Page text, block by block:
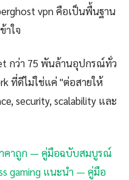
vpn คือเป็นพื้นฐาน
าใจ
กว่า 75 พันล้านอุปกรณ์ทั่ว
ที่ดีไม่ใช่แค่ "ต่อสายให้
security, scalability และ
าคาถูก — คู่มือฉบับสมบูรณ์
gaming แนะนํา — คู่มือ